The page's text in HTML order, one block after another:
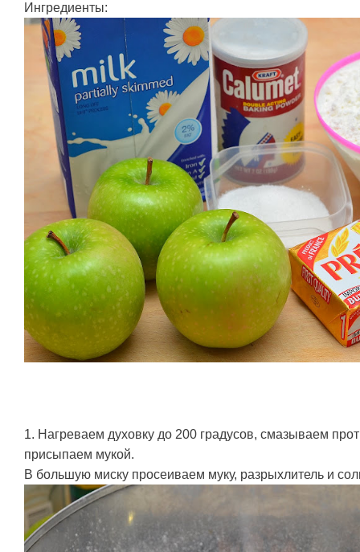
Ингредиенты:
1. Нагреваем духовку до 200 градусов, смазываем
присыпаем мукой.
В большую миску просеиваем муку, разрыхлитель и